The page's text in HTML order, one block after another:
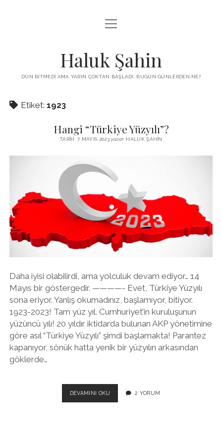
KUTUP YILDIZI
MENDIREK YAZILARI
İYI YAŞAM VE MUTLULUK ÜZERINE
GÜZEL MAVRELLA
BIZ KIMIZ?
MED 532 SPRING ‘25
YAZMADAN EDEMEDIM
HABERLER / NEWS
twitterfacebook
instagram
menüyü
aç
Haluk Şahin
DÜN BITMEDI AMA YARIN ÇOKTAN BAŞLADI. BUGÜN GÜNLERDEN NE?
Etiket: 1923
Hangi “Türkiye Yüzyılı”?
TARIH: 7 MAYIS 2023yazar: HALUK ŞAHIN
Daha iyisi olabilirdi, ama yolculuk devam ediyor… 14
Mayıs bir göstergedir. ————- Evet, Türkiye Yüzyılı
sona eriyor. Yanlış okumadınız, başlamıyor, bitiyor.
1923-2023! Tam yüz yıl. Cumhuriyet’in kuruluşunun
yüzüncü yılı! 20 yıldır iktidarda bulunan AKP yönetimine
göre asıl “Türkiye Yüzyılı” şimdi başlamakta! Parantez
kapanıyor, sönük hatta yenik bir yüzyılın arkasından
göklerde…
DEVAMINI OKU HANGI
“TÜRKIYE
2 YORUM